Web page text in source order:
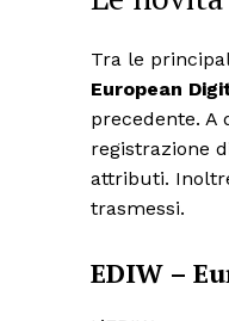
Tra le
European
precedente. A
registrazione
attributi.
trasmessi.
EDIW –